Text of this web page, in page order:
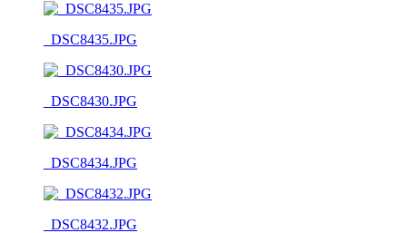
_DSC8435.JPG
_DSC8430.JPG
_DSC8434.JPG
_DSC8432.JPG